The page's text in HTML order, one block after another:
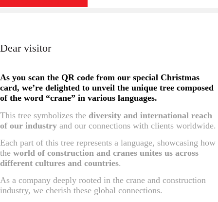
Dear visitor
As you scan the QR code from our special Christmas
card, we’re delighted to unveil the unique tree composed
of the word “crane” in various languages.
This tree symbolizes the diversity and international reach
of our industry and our connections with clients worldwide.
Each part of this tree represents a language, showcasing how
the world of construction and cranes unites us across
different cultures and countries.
As a company deeply rooted in the crane and construction
industry, we cherish these global connections.